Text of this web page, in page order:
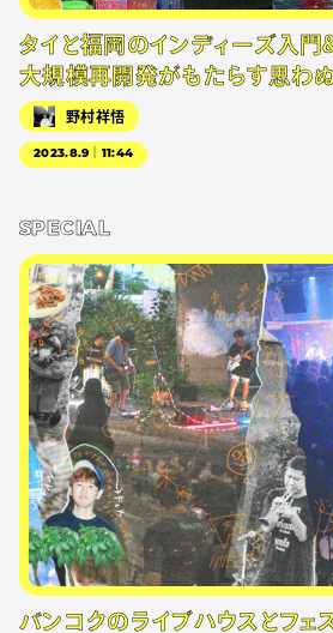
タイと福岡のインディーズ入門
大規模再開発がもたらす思わ
野村祥悟
2023.8.9｜11:44
SPECIAL
バンコクのライブハウスとフェ